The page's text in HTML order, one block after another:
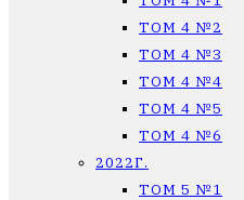
ТОМ 4 №2
ТОМ 4 №3
ТОМ 4 №4
ТОМ 4 №5
ТОМ 4 №6
2022Г.
ТОМ 5 №1